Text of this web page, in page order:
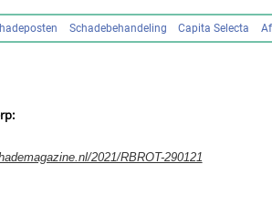
Schadebehandeling Capita Selecta
2021/RBROT-290121